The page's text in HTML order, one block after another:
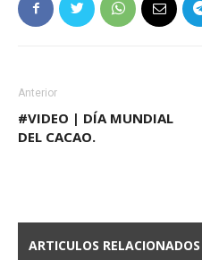
Anterior
#VIDEO | DÍA MUNDIAL
DEL CACAO.
ARTICULOS RELACIONADOS